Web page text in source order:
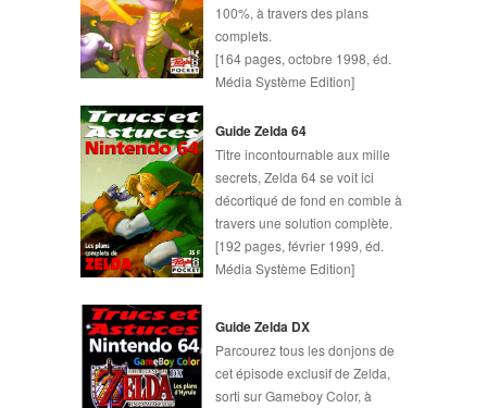
100%, à travers des plans
complets.
[164 pages, octobre 1998, éd.
Média Système Edition]
Guide Zelda 64
Titre incontournable aux mille
secrets, Zelda 64 se voit ici
décortiqué de fond en comble à
travers une solution complète.
[192 pages, février 1999, éd.
Média Système Edition]
Guide Zelda DX
Parcourez tous les donjons de
cet épisode exclusif de Zelda,
sorti sur Gameboy Color, à